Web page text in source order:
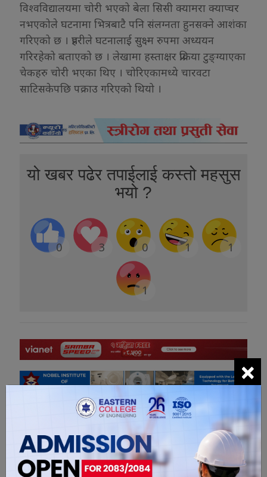
विश्वविद्यालयमा चोरी भएको बेला सिसी क्यामरा क्याप्चर
नभएकोले घटनामा भित्रबाटै पनि संलग्नता हुनसक्ने आशंका
गरिएको छ । प्रहरीले घटनालाई सुक्ष्म रुपमा अध्ययन
गरिरहेको बताएको छ । लेखामा हस्ताक्षर प्रक्रिया टुङ्ग्याएका
चेकहरु चोरी भएका थिए । चोरिएकामध्ये चारवटा
साटिसकेपछि पक्राउ गरिएको थियो ।
यो खबर पढेर तपाईलाई कस्तो महसुस
भयो ?
0 3 0 1 1
1
सम्बंधित खबरहरु
×